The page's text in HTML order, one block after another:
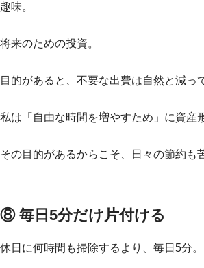
趣味。
将来のための投資。
目的があると、不要な出費は自然と減っ
私は「自由な時間を増やすため」に資産
その目的があるからこそ、日々の節約も
⑧ 毎日5分だけ片付ける
休日に何時間も掃除するより、毎日5分。